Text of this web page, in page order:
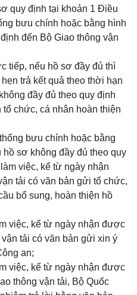
quy định tại khoản 1 Điều
bưu chính hoặc bằng hình
đến Bộ Giao thông vận
tiếp, nếu hồ sơ đầy đủ thì
trả kết quả theo thời hạn
đầy đủ theo quy định
chức, cá nhân hoàn thiện
bưu chính hoặc bằng
sơ không đầy đủ theo quy
việc, kể từ ngày nhận
tải có văn bản gửi tổ chức,
bổ sung, hoàn thiện hồ
việc, kể từ ngày nhận được
tải có văn bản gửi xin ý
an;
việc, kể từ ngày nhận được
thông vận tải, Bộ Quốc